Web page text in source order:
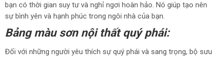
bạn có thời gian suy tư và nghỉ ngơi hoàn hảo. Nó giúp tạo nên
sự bình yên và hạnh phúc trong ngôi nhà của bạn.
Bảng màu sơn nội thất quý phái:
Đối với những người yêu thích sự quý phái và sang trọng, bộ sưu